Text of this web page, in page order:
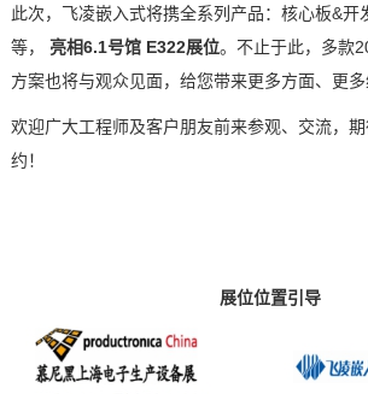
此次，飞凌嵌入式将携全系列产品： 核心板&开
等，
亮相6.1号馆 E322展位。 不止于此，多款
方案也将与观众见面，给您带来更多方面、更多
欢迎广大工程师及客户朋友前来参观、交流，
约！
展位位置引导